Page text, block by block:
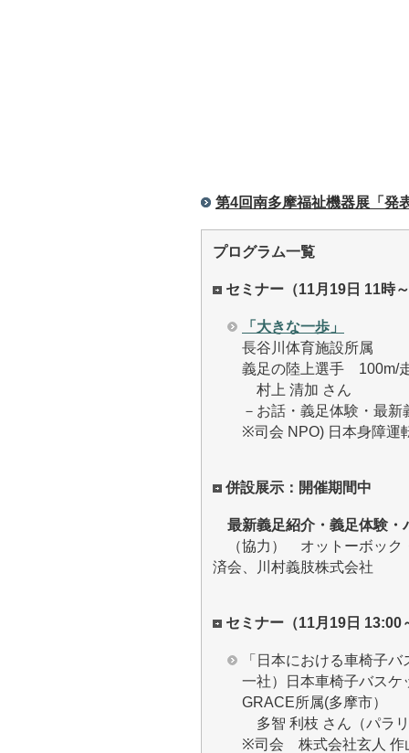
第4回南多摩福祉機器展「発
プログラム一覧
セミナー（11月19日 11時
「大きな一歩」
長谷川体育施設所属
義足の陸上選手 100m/
村上 清加 さん
－お話・義足体験・最新
※司会 NPO) 日本身障運
併設展示：開催期間中
最新義足紹介・義足体験
（協力） オットーボック
済会、川村義肢株式会社
セミナー（11月19日
「日本における車椅子
一社）日本車椅子バスケ
GRACE所属(多摩市）
多智 利枝 さん（パラリ
※司会 株式会社玄人 作